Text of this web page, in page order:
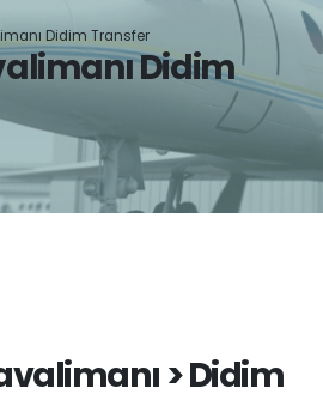
Didim
Didim Transfer
> Didim